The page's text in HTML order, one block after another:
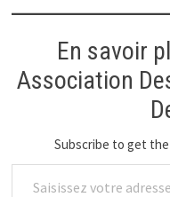
En savoir
Association
Subscribe to get
Saisissez votre adresse e-mail…